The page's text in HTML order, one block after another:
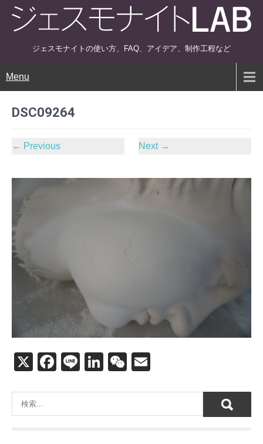
ジェスモナイトの使い方、FAQ、アイデア、制作工程など
Menu
DSC09264
← Previous Next →
X
F
c
e
Li
e
Li
k
e
W
C
h
ail